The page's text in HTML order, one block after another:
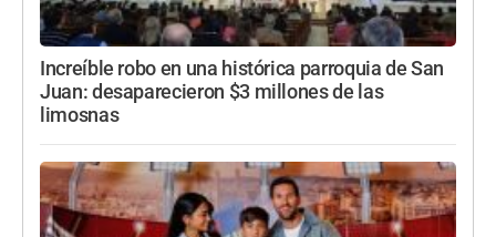
Increíble robo en una histórica parroquia de San
Juan: desaparecieron $3 millones de las
limosnas